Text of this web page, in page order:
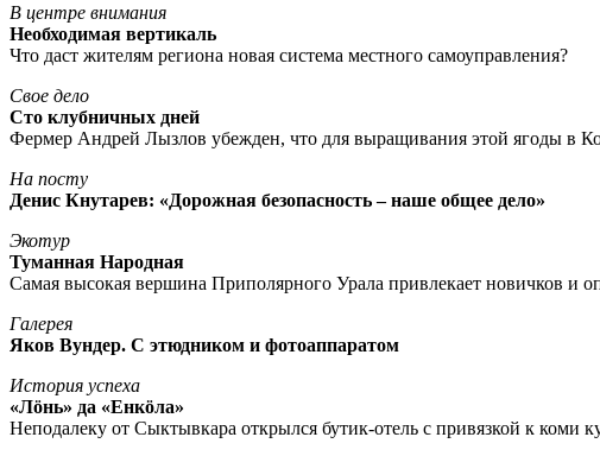
В центре внимания
Необходимая вертикаль
Что даст жителям региона новая система местного самоуправления?
Свое дело
Сто клубничных дней
Фермер Андрей Лызлов убежден, что для выращивания этой ягоды в
На посту
Денис Кнутарев: «Дорожная безопасность – наше общее дело»
Экотур
Туманная Народная
Самая высокая вершина Приполярного Урала привлекает новичков и
Галерея
Яков Вундер. С этюдником и фотоаппаратом
История успеха
«Лöнь» да «Енкöла»
Неподалеку от Сыктывкара открылся бутик-отель с привязкой к коми